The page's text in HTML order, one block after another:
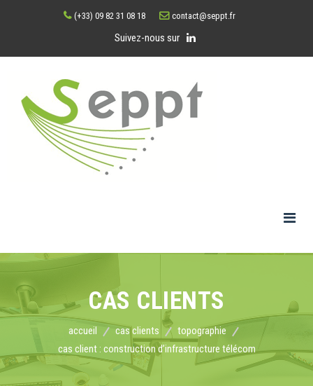
(+33) 09 82 31 08 18 contact@seppt.fr
Suivez-nous sur
CAS CLIENTS
accueil cas clients
topographie
cas client : construction d’infrastructure télécom